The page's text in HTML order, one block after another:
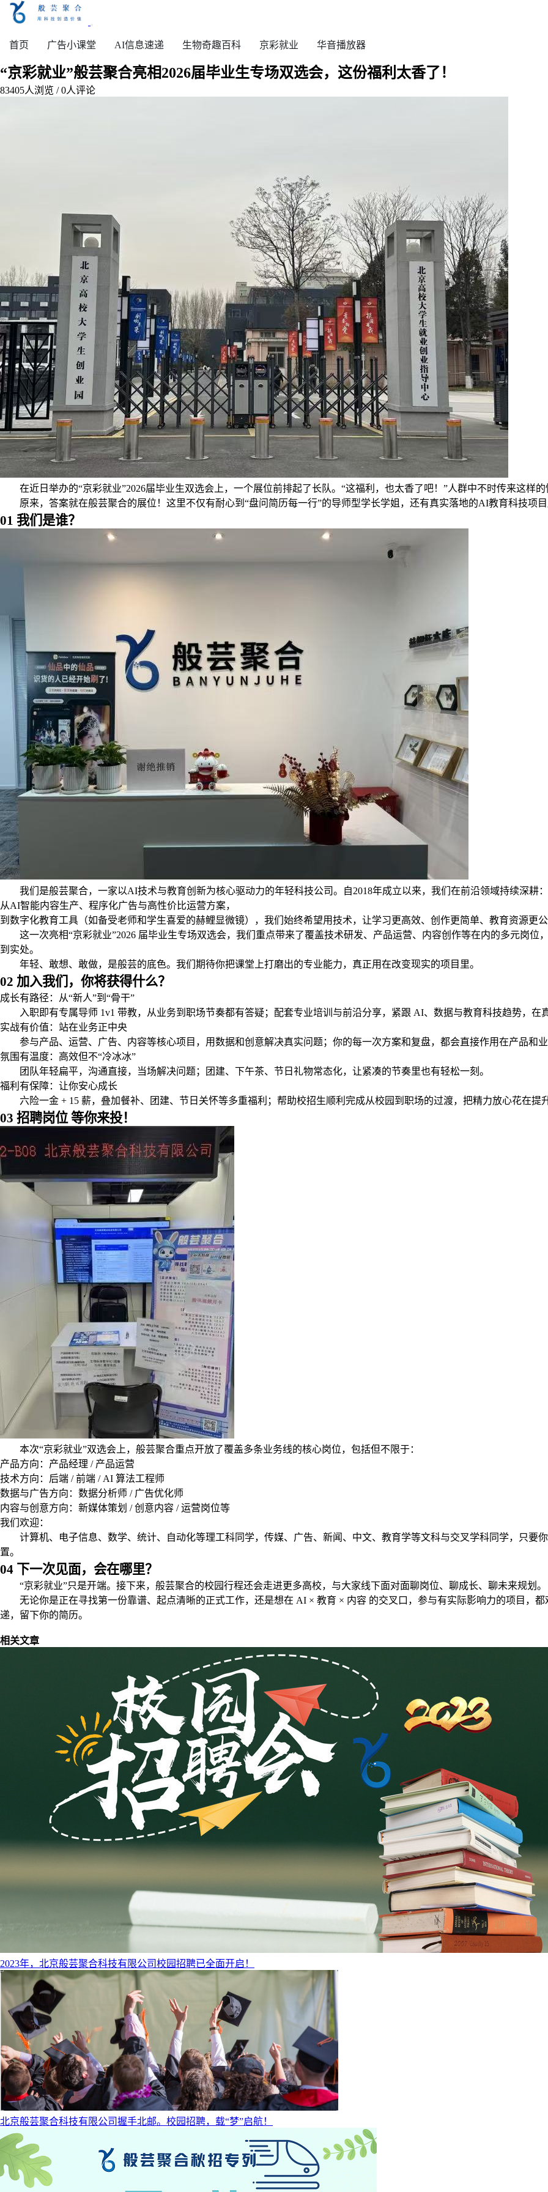
首页 广告小课堂 AI信息速递 生物奇趣百科 京彩就业 华音播放器
“京彩就业”般芸聚合亮相2026届毕业生专场双选会，这份福利太香了！
83405人浏览 /0人评论
在近日举办的“京彩就业”2026届毕业生双选会上，一个展位前排起了长队。“这福利，也太香了吧！”人群中不时传来这
原来，答案就在般芸聚合的展位！这里不仅有耐心到“盘问简历每一行”的导师型学长学姐，还有真实落地的AI教育科技项
01 我们是谁？
我们是般芸聚合，一家以AI技术与教育创新为核心驱动力的年轻科技公司。自2018年成立以来，我们在前沿领域持续深耕：
从AI智能内容生产、程序化广告与高性价比运营方案，
到数字化教育工具（如备受老师和学生喜爱的赫鲤显微镜），我们始终希望用技术，让学习更高效、创作更简单、教育资源更公
这一次亮相“京彩就业”2026 届毕业生专场双选会，我们重点带来了覆盖技术研发、产品运营、内容创作等在内的多元岗
到实处。
年轻、敢想、敢做，是般芸的底色。我们期待你把课堂上打磨出的专业能力，真正用在改变现实的项目里。
02 加入我们，你将获得什么？
成长有路径：从“新人”到“骨干”
入职即有专属导师 1v1 带教，从业务到职场节奏都有答疑；配套专业培训与前沿分享，紧跟 AI、数据与教育科技趋势，在
实战有价值：站在业务正中央
参与产品、运营、广告、内容等核心项目，用数据和创意解决真实问题；你的每一次方案和复盘，都会直接作用在产品和业
氛围有温度：高效但不“冷冰冰”
团队年轻扁平，沟通直接，当场解决问题；团建、下午茶、节日礼物常态化，让紧凑的节奏里也有轻松一刻。
福利有保障：让你安心成长
六险一金 + 15 薪，叠加餐补、团建、节日关怀等多重福利；帮助校招生顺利完成从校园到职场的过渡，把精力放心花在提
03 招聘岗位 等你来投！
本次“京彩就业”双选会上，般芸聚合重点开放了覆盖多条业务线的核心岗位，包括但不限于：
产品方向：产品经理 / 产品运营
技术方向：后端 / 前端 / AI 算法工程师
数据与广告方向：数据分析师 / 广告优化师
内容与创意方向：新媒体策划 / 创意内容 / 运营岗位等
我们欢迎：
计算机、电子信息、数学、统计、自动化等理工科同学，传媒、广告、新闻、中文、教育学等文科与交叉学科同学，只要
置。
04 下一次见面，会在哪里？
“京彩就业”只是开端。接下来，般芸聚合的校园行程还会走进更多高校，与大家线下面对面聊岗位、聊成长、聊未来规划。
无论你是正在寻找第一份靠谱、起点清晰的正式工作，还是想在 AI × 教育 × 内容 的交叉口，参与有实际影响力的项目，
递，留下你的简历。
相关文章
​2023年，北京般芸聚合科技有限公司校园招聘已全面开启！
北京般芸聚合科技有限公司握手北邮。校园招聘，载“梦”启航！